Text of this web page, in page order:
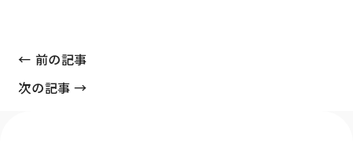
← 前の記事
次の記事 →